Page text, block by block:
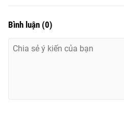
Bình luận (0)